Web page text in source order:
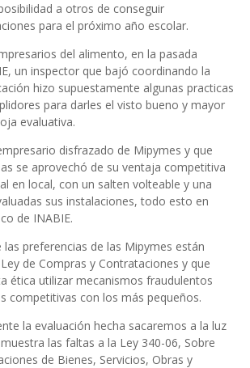
a otros de conseguir
para el próximo año escolar.
del alimento, en la pasada
un inspector que bajó coordinando la
hizo supuestamente algunas practicas
para darles el visto bueno y mayor
evaluativa.
disfrazado de Mipymes y que
se aprovechó de su ventaja competitiva
en local, con un salten volteable y una
sus instalaciones, todo esto en
de INABIE.
las preferencias de las Mipymes están
de Compras y Contrataciones y que
ética utilizar mecanismos fraudulentos
competitivas con los más pequeños.
la evaluación hecha sacaremos a la luz
las faltas a la Ley 340-06, Sobre
de Bienes, Servicios, Obras y